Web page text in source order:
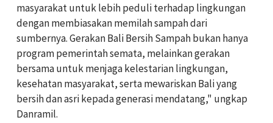
masyarakat untuk lebih peduli terhadap lingkungan
dengan membiasakan memilah sampah dari
sumbernya. Gerakan Bali Bersih Sampah bukan hanya
program pemerintah semata, melainkan gerakan
bersama untuk menjaga kelestarian lingkungan,
kesehatan masyarakat, serta mewariskan Bali yang
bersih dan asri kepada generasi mendatang," ungkap
Danramil.